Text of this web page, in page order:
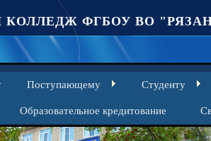
ФГБОУ ВО
Поступающему Студенту
Образовательное кредитование